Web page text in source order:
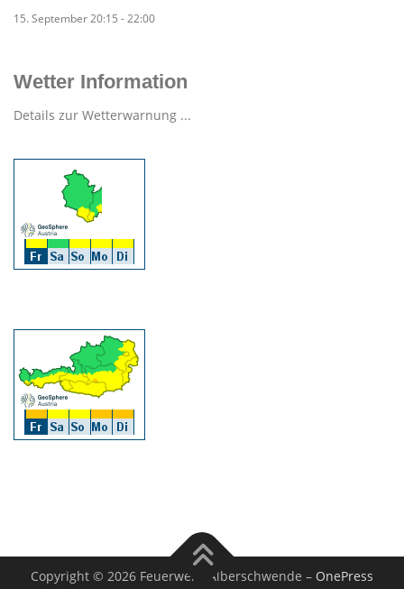
15. September 20:15 -22:00
Wetter Information
Details zur Wetterwarnung ...
Copyright © 2026 Feuerwehr Alberschwende – OnePress